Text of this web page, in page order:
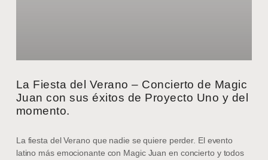
La Fiesta del Verano – Concierto de Magic
Juan con sus éxitos de Proyecto Uno y del
momento.
La fiesta del Verano que nadie se quiere perder. El evento
latino más emocionante con Magic Juan en concierto y todos